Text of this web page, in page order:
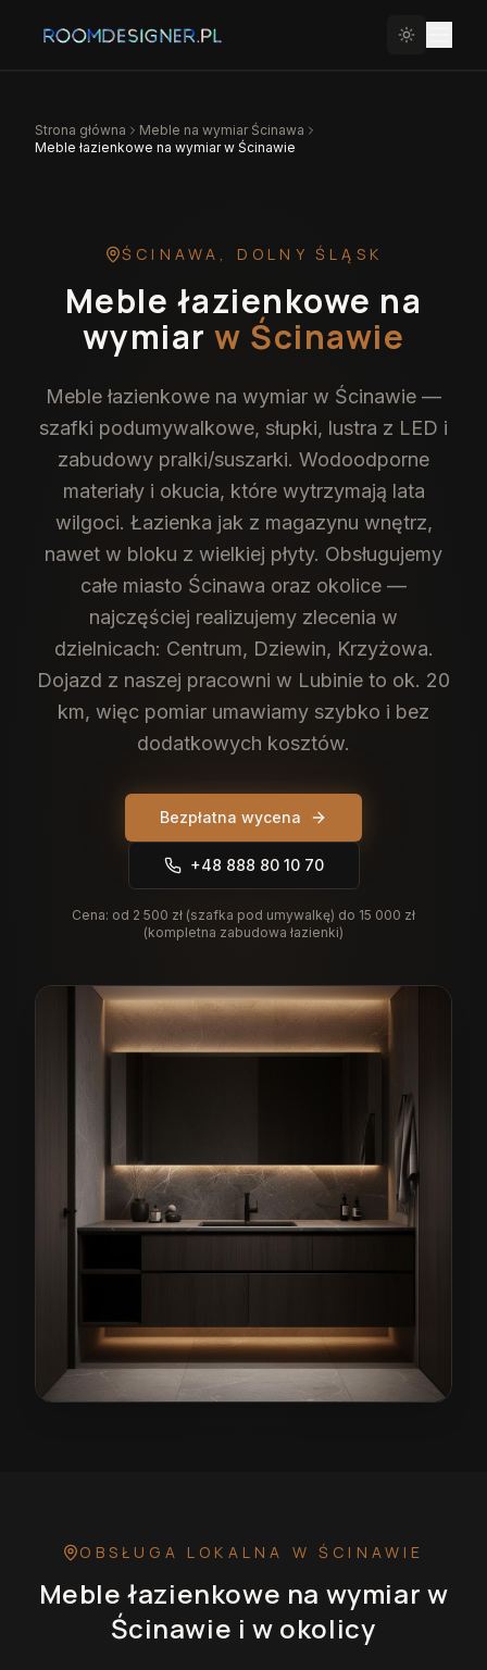
Strona główna Meble na wymiar Ścinawa
Meble łazienkowe na wymiar w Ścinawie
ŚCINAWA , DOLNY ŚLĄSK
Meble łazienkowe na
wymiar w Ścinawie
Meble łazienkowe na wymiar w Ścinawie —
szafki podumywalkowe, słupki, lustra z LED i
zabudowy pralki/suszarki. Wodoodporne
materiały i okucia, które wytrzymają lata
wilgoci. Łazienka jak z magazynu wnętrz,
nawet w bloku z wielkiej płyty. Obsługujemy
całe miasto Ścinawa oraz okolice —
najczęściej realizujemy zlecenia w
dzielnicach: Centrum, Dziewin, Krzyżowa.
Dojazd z naszej pracowni w Lubinie to ok. 20
km, więc pomiar umawiamy szybko i bez
dodatkowych kosztów.
Bezpłatna wycena
+48 888 80 10 70
Cena: od 2 500 zł (szafka pod umywalkę) do 15 000 zł
(kompletna zabudowa łazienki)
OBSŁUGA LOKALNA W ŚCINAWIE
Meble łazienkowe na wymiar w
Ścinawie i w okolicy